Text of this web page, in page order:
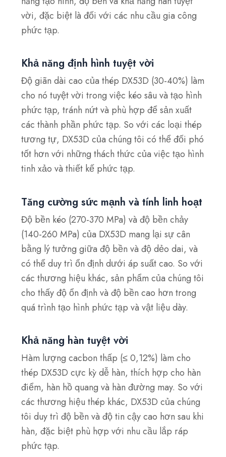
vời, đặc biệt là đối với các nhu cầu gia công
phức tạp.
Khả năng định hình tuyệt vời
Độ giãn dài cao của thép DX53D (30-40%) làm
cho nó tuyệt vời trong việc kéo sâu và tạo hình
phức tạp, tránh nứt và phù hợp để sản xuất
các thành phần phức tạp. So với các loại thép
tương tự, DX53D của chúng tôi có thể đối phó
tốt hơn với những thách thức của việc tạo hình
tinh xảo và thiết kế phức tạp.
Tăng cường sức mạnh và tính linh hoạt
Độ bền kéo (270-370 MPa) và độ bền chảy
(140-260 MPa) của DX53D mang lại sự cân
bằng lý tưởng giữa độ bền và độ dẻo dai, và
có thể duy trì ổn định dưới áp suất cao. So với
các thương hiệu khác, sản phẩm của chúng tôi
cho thấy độ ổn định và độ bền cao hơn trong
quá trình tạo hình phức tạp và vật liệu dày.
Khả năng hàn tuyệt vời
Hàm lượng cacbon thấp (≤ 0,12%) làm cho
thép DX53D cực kỳ dễ hàn, thích hợp cho hàn
điểm, hàn hồ quang và hàn đường may. So với
các thương hiệu thép khác, DX53D của chúng
tôi duy trì độ bền và độ tin cậy cao hơn sau khi
hàn, đặc biệt phù hợp với nhu cầu lắp ráp
phức tạp.